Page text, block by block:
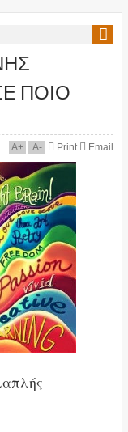
ΠΟΙΟ
A+ A- Print Email